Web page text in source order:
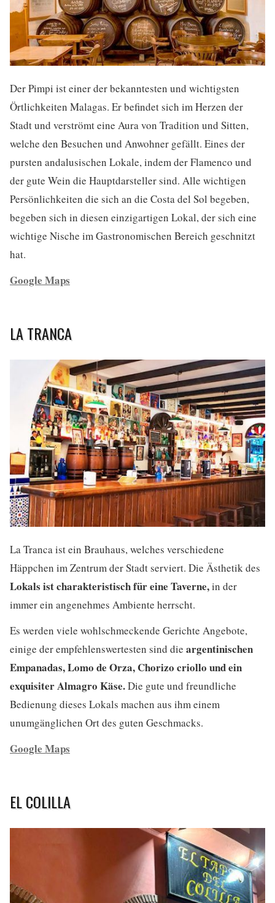
Der Pimpi ist einer der bekanntesten und wichtigsten
Örtlichkeiten Malagas. Er befindet sich im Herzen der
Stadt und verströmt eine Aura von Tradition und Sitten,
welche den Besuchen und Anwohner gefällt. Eines der
pursten andalusischen Lokale, indem der Flamenco und
der gute Wein die Hauptdarsteller sind. Alle wichtigen
Persönlichkeiten die sich an die Costa del Sol begeben,
begeben sich in diesen einzigartigen Lokal, der sich eine
wichtige Nische im Gastronomischen Bereich geschnitzt
hat.
Google Maps
LA TRANCA
La Tranca ist ein Brauhaus, welches verschiedene
Häppchen im Zentrum der Stadt serviert. Die Ästhetik des
Lokals ist charakteristisch für eine Taverne,in der
immer ein angenehmes Ambiente herrscht.
Es werden viele wohlschmeckende Gerichte Angebote,
einige der empfehlenswertesten sind die argentinischen
Empanadas, Lomo de Orza, Chorizo criollo und ein
exquisiter Almagro Käse.Die gute und freundliche
Bedienung dieses Lokals machen aus ihm einem
unumgänglichen Ort des guten Geschmacks.
Google Maps
EL COLILLA